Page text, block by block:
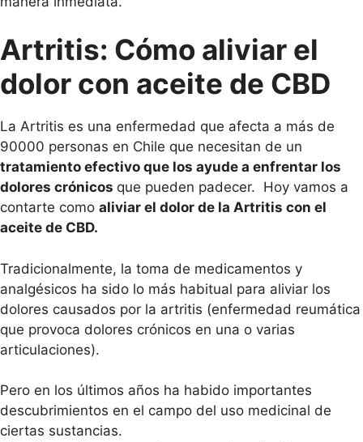
Artritis: Cómo aliviar el
dolor con aceite de CBD
La Artritis es una enfermedad que afecta a más de
90000 personas en Chile que necesitan de un
tratamiento efectivo que los ayude a enfrentar los
dolores crónicos que pueden padecer. Hoy vamos a
contarte como aliviar el dolor de la Artritis con el
aceite de CBD.
Tradicionalmente, la toma de medicamentos y
analgésicos ha sido lo más habitual para aliviar los
dolores causados por la artritis (enfermedad reumática
que provoca dolores crónicos en una o varias
articulaciones).
Pero en los últimos años ha habido importantes
descubrimientos en el campo del uso medicinal de
ciertas sustancias.